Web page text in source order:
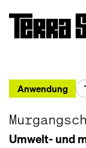
Anwendung
Umwelt- und